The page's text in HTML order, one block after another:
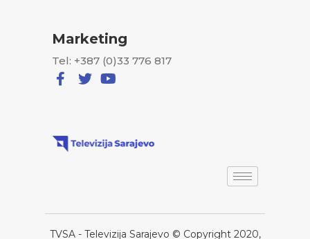
Marketing
Tel: +387 (0)33 776 817
TVSA - Televizija Sarajevo © Copyright 2020,